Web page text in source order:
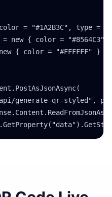
= "#1A2B3C", type =
new { color =
{ color = "#FFFFFF" }
generate-qr-styled",